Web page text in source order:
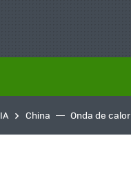
China Onda de calor